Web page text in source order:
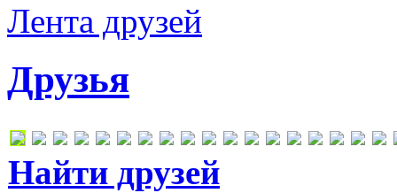
Лента друзей
Друзья
Найти друзей